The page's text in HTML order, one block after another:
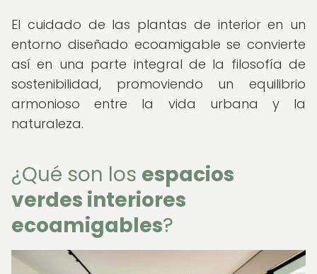
El cuidado de las plantas de interior en un
entorno diseñado ecoamigable se convierte
así en una parte integral de la filosofía de
sostenibilidad, promoviendo un equilibrio
armonioso entre la vida urbana y la
naturaleza.
¿Qué son los espacios
verdes interiores
ecoamigables?